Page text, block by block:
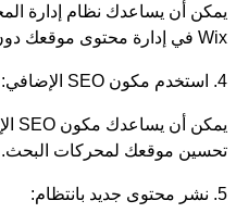
Wix في إدارة محتوى موقعك دون الحاجة إلى معرفة البرمجة.
4. استخدم مكون SEO الإضافي:
تحسين موقعك لمحركات البحث.
5. نشر محتوى جديد بانتظام: